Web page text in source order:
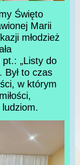
Święto
Marii
młodzież
pt.: „Listy do
Był to czas
w którym